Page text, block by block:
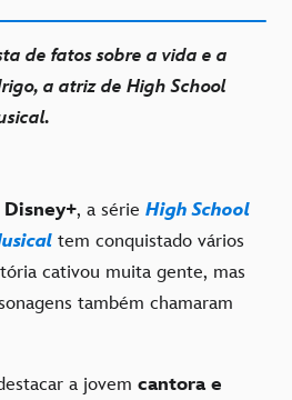
de fatos sobre a vida e a
a atriz de High School
Disney+, a série High School
tem conquistado vários
cativou muita gente, mas
também chamaram
a jovem cantora e